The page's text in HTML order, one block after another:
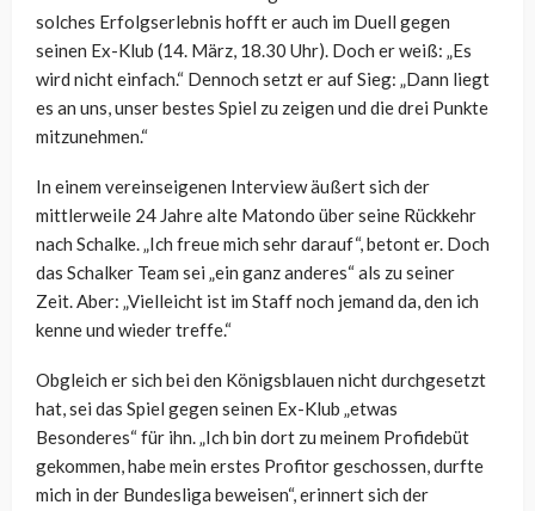
solches Erfolgserlebnis hofft er auch im Duell gegen
seinen Ex-Klub (14. März, 18.30 Uhr). Doch er weiß: „Es
wird nicht einfach.“ Dennoch setzt er auf Sieg: „Dann liegt
es an uns, unser bestes Spiel zu zeigen und die drei Punkte
mitzunehmen.“
In einem vereinseigenen Interview äußert sich der
mittlerweile 24 Jahre alte Matondo über seine Rückkehr
nach Schalke. „Ich freue mich sehr darauf“, betont er. Doch
das Schalker Team sei „ein ganz anderes“ als zu seiner
Zeit. Aber: „Vielleicht ist im Staff noch jemand da, den ich
kenne und wieder treffe.“
Obgleich er sich bei den Königsblauen nicht durchgesetzt
hat, sei das Spiel gegen seinen Ex-Klub „etwas
Besonderes“ für ihn. „Ich bin dort zu meinem Profidebüt
gekommen, habe mein erstes Profitor geschossen, durfte
mich in der Bundesliga beweisen“, erinnert sich der